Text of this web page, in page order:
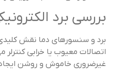
بررسی برد
برد و سنسورهای دما نقش کلیدی
اتصالات معیوب یا خرابی کنترلر
غیرضروری خاموش و روشن